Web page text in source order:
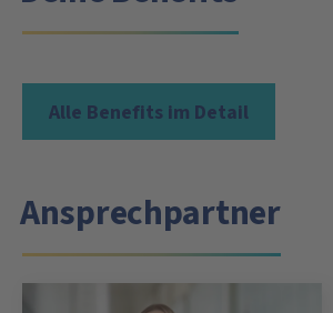
Alle Benefits im Detail
Ansprechpartner